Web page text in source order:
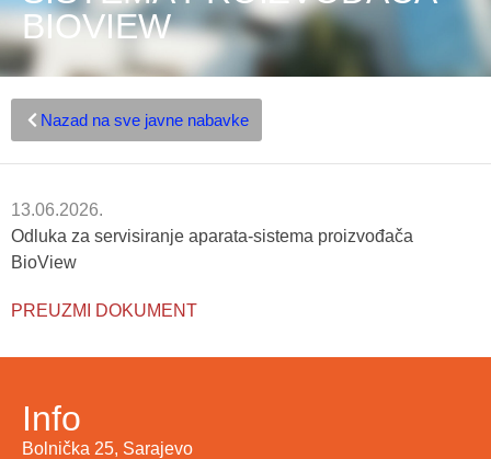
BIOVIEW
Nazad na sve javne nabavke
13.06.2026.
Odluka za servisiranje aparata-sistema proizvođača
BioView
PREUZMI DOKUMENT
Info
Bolnička 25, Sarajevo